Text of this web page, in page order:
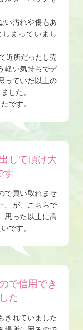
い汚れや傷もあ
まっていまし
近所だったし売
軽い気持ちでデ
っていた以上の
した。
です。
して頂け大
す
で買い取れませ
。が、こちらで
思った以上に高
です。
で信用でき
た
きれていました